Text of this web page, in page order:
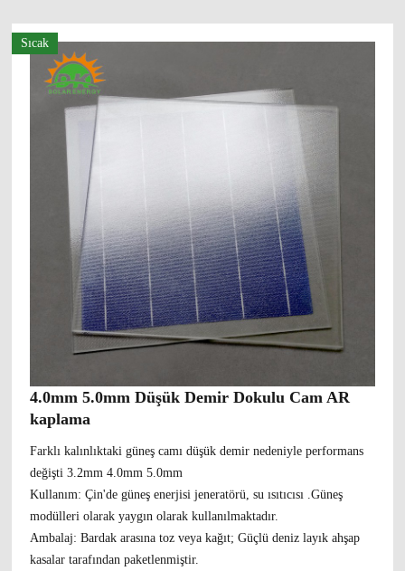
Sıcak
4.0mm 5.0mm Düşük Demir Dokulu Cam AR
kaplama
Farklı kalınlıktaki güneş camı düşük demir nedeniyle performans
değişti 3.2mm 4.0mm 5.0mm
Kullanım: Çin'de güneş enerjisi jeneratörü, su ısıtıcısı .Güneş
modülleri olarak yaygın olarak kullanılmaktadır.
Ambalaj: Bardak arasına toz veya kağıt; Güçlü deniz layık ahşap
kasalar tarafından paketlenmiştir.